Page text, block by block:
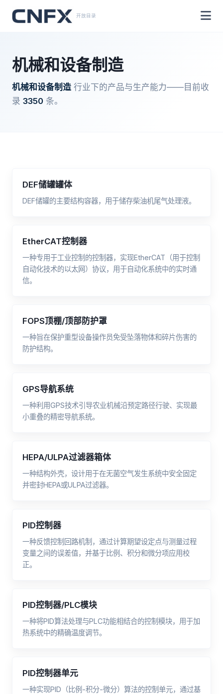
开放目录
机械和设备制造
机械和设备制造 行业下的产品与生产能力——目前收
录 3350 条。
DEF储罐罐体
DEF储罐的主要结构容器，用于储存柴油机尾气处理液。
EtherCAT控制器
一种专用于工业控制的控制器，实现EtherCAT（用于控制
自动化技术的以太网）协议，用于自动化系统中的实时通
信。
FOPS顶棚/顶部防护罩
一种旨在保护重型设备操作员免受坠落物体和碎片伤害的
防护结构。
GPS导航系统
一种利用GPS技术引导农业机械沿预定路径行驶、实现最
小重叠的精密导航系统。
HEPA/ULPA过滤器箱体
一种结构外壳，设计用于在无菌空气发生系统中安全固定
并密封HEPA或ULPA过滤器。
PID控制器
一种反馈控制回路机制，通过计算期望设定点与测量过程
变量之间的误差值，并基于比例、积分和微分项应用校
正。
PID控制器/PLC模块
一种将PID算法处理与PLC功能相结合的控制模块，用于加
热系统中的精确温度调节。
PID控制器单元
一种实现PID（比例-积分-微分）算法的控制单元，通过基